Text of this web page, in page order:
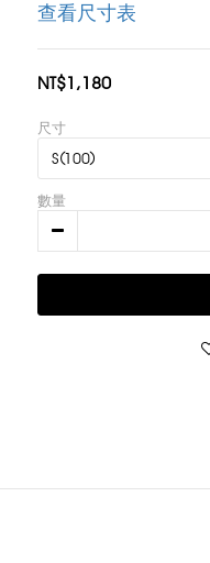
查看尺寸表
NT$1,180
尺寸
數量